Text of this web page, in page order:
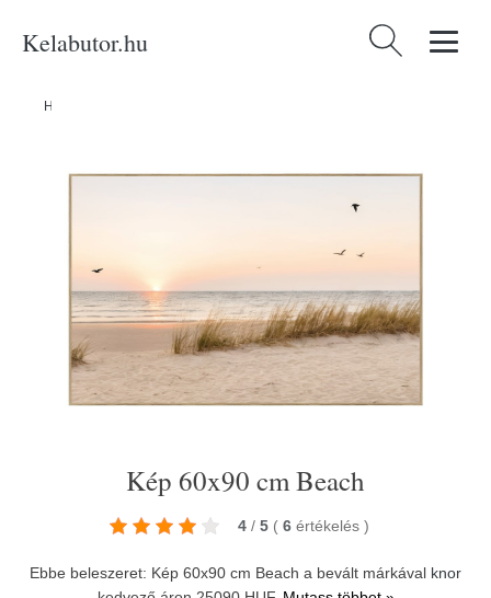
Kelabutor.hu Keresés:
Home
Kép 60x90 cm Beach
4 / 5 ( 6 értékelés )
Ebbe beleszeret: Kép 60x90 cm Beach a bevált márkával knor